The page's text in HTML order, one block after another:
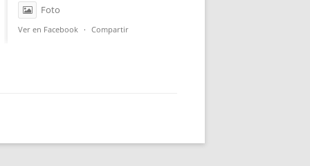
Foto
Ver en Facebook · Compartir